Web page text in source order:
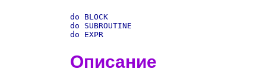
do BLOCK
do SUBROUTINE
Описание